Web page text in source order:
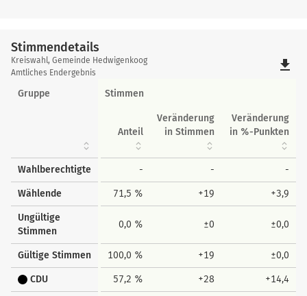
Stimmendetails
Stimmendetails
Kreiswahl, Gemeinde Hedwigenkoog
Amtliches Endergebnis
file_download
Gruppe Stimmen
Anteil
Veränderung
in Stimmen
Veränderung
in %-Punkten
Wahlberechtigte - - -
Wählende 71,5 % +19 +3,9
Ungültige
Stimmen
0,0 % ±0 ±0,0
Gültige Stimmen 100,0 % +19 ±0,0
CDU 57,2 % +28 +14,4